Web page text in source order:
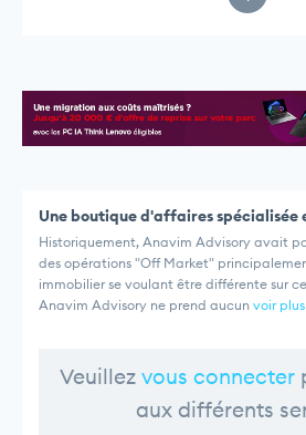
Une boutique d'affaires spécialisée
Historiquement, Anavim Advisory avait
des opérations "Off Market"
immobilier se voulant être différente sur
Anavim Advisory ne prend aucun voir plus
Veuillez vous connecter
aux différents